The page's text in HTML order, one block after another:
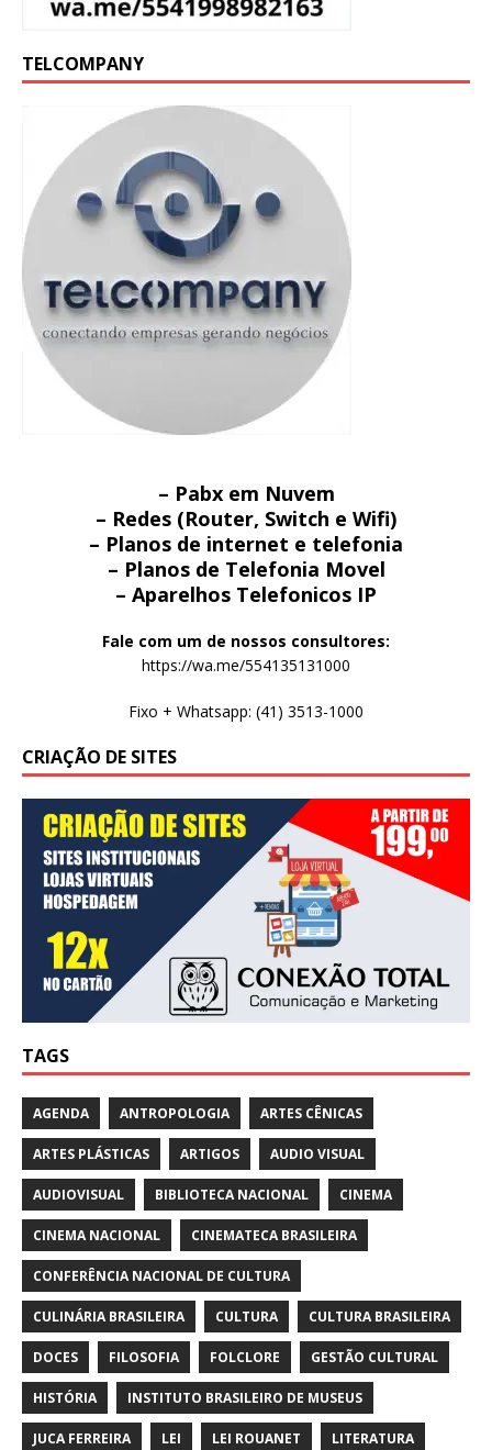
TELCOMPANY
– Pabx em Nuvem
– Redes (Router, Switch e Wifi)
– Planos de internet e telefonia
– Planos de Telefonia Movel
– Aparelhos Telefonicos IP
Fale com um de nossos consultores:
https://wa.me/554135131000
Fixo + Whatsapp: (41) 3513-1000
CRIAÇÃO DE SITES
TAGS
AGENDA ANTROPOLOGIA ARTES CÊNICAS
ARTES PLÁSTICAS ARTIGOS AUDIO VISUAL
AUDIOVISUAL BIBLIOTECA NACIONAL CINEMA
CINEMA NACIONAL CINEMATECA BRASILEIRA
CONFERÊNCIA NACIONAL DE CULTURA
CULINÁRIA BRASILEIRA CULTURA CULTURA BRASILEIRA
DOCES FILOSOFIA FOLCLORE GESTÃO CULTURAL
HISTÓRIA INSTITUTO BRASILEIRO DE MUSEUS
JUCA FERREIRA LEI LEI ROUANET LITERATURA